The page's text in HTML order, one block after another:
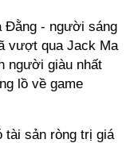
Đằng - người sáng
vượt qua Jack Ma
người giàu nhất
lồ về game
tài sản ròng trị giá